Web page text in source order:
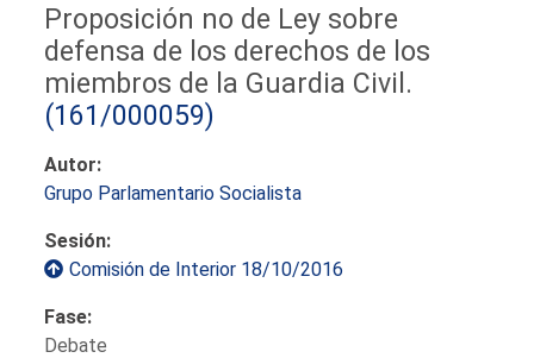
Proposición no de Ley sobre
defensa de los derechos de los
miembros de la Guardia Civil.
(161/000059)
Autor:
Grupo Parlamentario Socialista
Sesión:
Comisión de Interior 18/10/2016
Fase:
Debate